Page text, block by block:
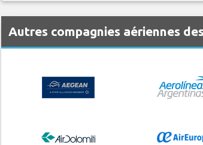
Autres compagnies aériennes